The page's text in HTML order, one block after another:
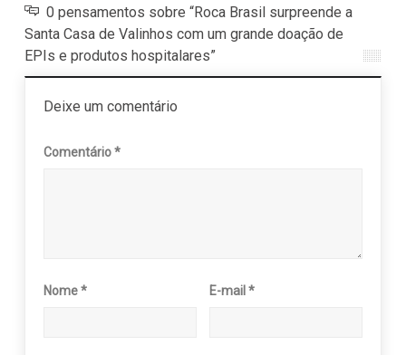
0 pensamentos sobre “Roca Brasil surpreende a
Santa Casa de Valinhos com um grande doação de
EPIs e produtos hospitalares”
Deixe um comentário
Comentário*
Nome* E-mail*